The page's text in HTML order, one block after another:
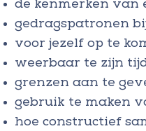
de kenmerken van
gedragspatronen
voor jezelf op te
weerbaar te zijn
grenzen aan te
gebruik te maken
hoe constructief